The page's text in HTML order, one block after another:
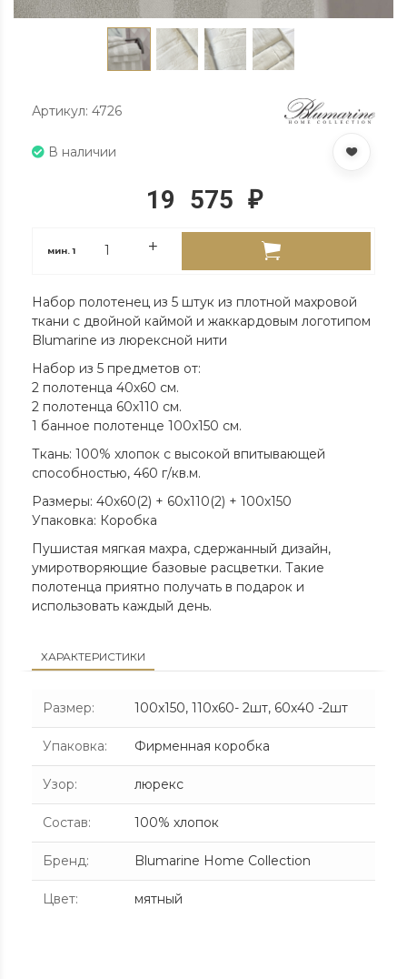
Артикул: 4726
В наличии
19 575 ₽
мин.1
Набор полотенец из 5 штук из плотной махровой
ткани с двойной каймой и жаккардовым логотипом
Blumarine из люрексной нити
Набор из 5 предметов от:
2 полотенца 40х60 см.
2 полотенца 60х110 см.
1 банное полотенце 100x150 см.
Ткань: 100% хлопок с высокой впитывающей
способностью, 460 г/кв.м.
Размеры: 40х60(2) + 60х110(2) + 100х150
Упаковка: Коробка
Пушистая мягкая махра, сдержанный дизайн,
умиротворяющие базовые расцветки. Такие
полотенца приятно получать в подарок и
использовать каждый день.
ХАРАКТЕРИСТИКИ
Размер: 100x150, 110x60- 2шт, 60x40 -2шт
Упаковка: Фирменная коробка
Узор: люрекс
Состав: 100% хлопок
Бренд: Blumarine Home Collection
Цвет: мятный